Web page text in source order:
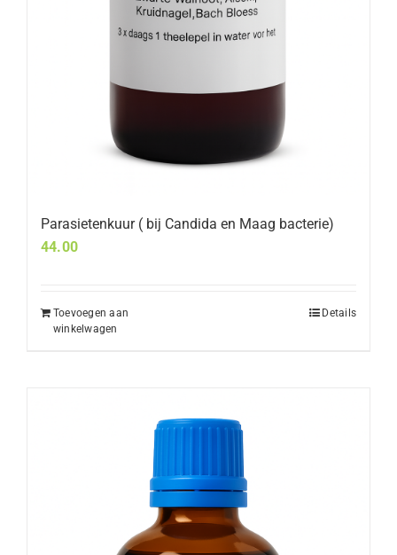
Parasietenkuur ( bij Candida en Maag bacterie)
44.00
Toevoegen aan
winkelwagen
Details